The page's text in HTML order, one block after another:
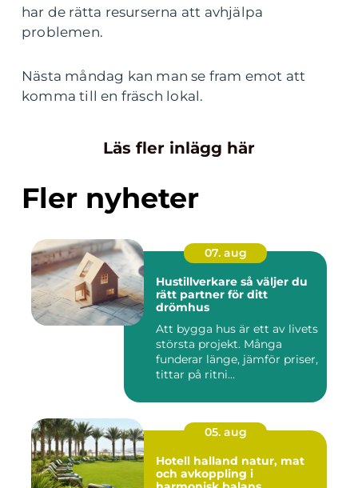
har de rätta resurserna att avhjälpa
problemen.
Nästa måndag kan man se fram emot att
komma till en fräsch lokal.
Läs fler inlägg här
Fler nyheter
07. aug
Hustillverkare så väljer du
rätt partner för ditt
drömhus
Att bygga hus är ett av livets
största projekt. Många
funderar länge, jämför priser,
tittar på ritni...
05. aug
Hotell halland natur, mat
och avkoppling i